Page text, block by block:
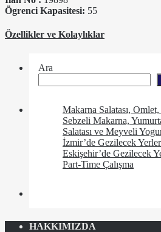
Ögrenci Kapasitesi: 55
Özellikler ve Kolaylıklar
Ara
Makarna Salatası,
Sebzeli Makarna,
Salatası ve Meyveli
İzmir’de Gezilecek Yerler
Eskişehir’de Gezilecek
Part-Time Çalışma
HAKKIMIZDA